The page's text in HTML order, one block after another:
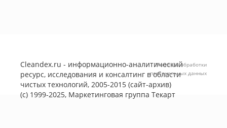
Cleandex.ru - информационно-аналитический
ресурс, исследования и консалтинг в области
чистых технологий, 2005-2015 (сайт-архив)
(с) 1999-2025, Маркетинговая группа Текарт
Политика обработки
персональных данных